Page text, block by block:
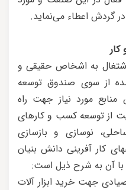
گردش اعطاء می‌نماید.
به اشخاص حقیقی و
از سوی صندوق توسعه
منابع مورد نیاز جهت راه
از توسعه کسب و کارهای
نوسازی و بازسازی
کار آفرینی دانش بنیان
با آن به شرح ذیل است:
جهت خرید ابزار آلات